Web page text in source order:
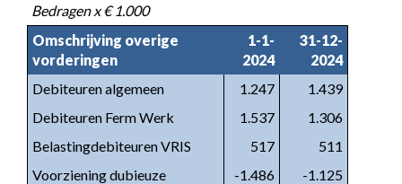
Bedragen x € 1.000
Omschrijving overige
vorderingen
1-1-
2024
31-12-
2024
Debiteuren algemeen
1.247
1.439
Debiteuren Ferm Werk
1.537
1.306
Belastingdebiteuren VRIS
517
511
Voorziening dubieuze
-1.486 -1.125